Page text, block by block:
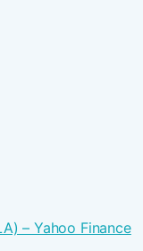
– Yahoo Finance